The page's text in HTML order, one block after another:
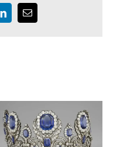
LinkedInEmail